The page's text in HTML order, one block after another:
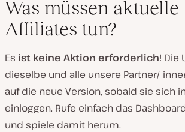
Was müssen aktuelle
Affiliates tun?
Es ist keine Aktion erforderlich! Die
dieselbe und alle unsere Partner/
auf die neue Version, sobald sie sich
einloggen. Rufe einfach das
und spiele damit herum.